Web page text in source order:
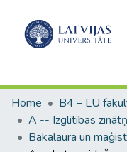
Home